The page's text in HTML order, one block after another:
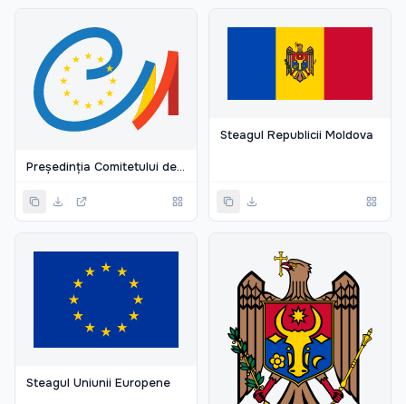
Președinția Comitetului de Miniștri al Consiliului Europei
Steagul Republicii Moldova
Steagul Uniunii Europene